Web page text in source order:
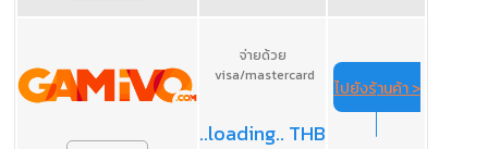
จ่ายด้วย
visa/mastercard
..loading.. THB
ไปยังร้านค้า >